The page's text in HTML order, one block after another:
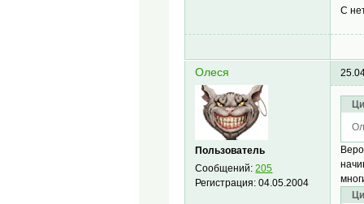
С
Олеся
Пользователь
Сообщений:205
Регистрация:04.05.2004